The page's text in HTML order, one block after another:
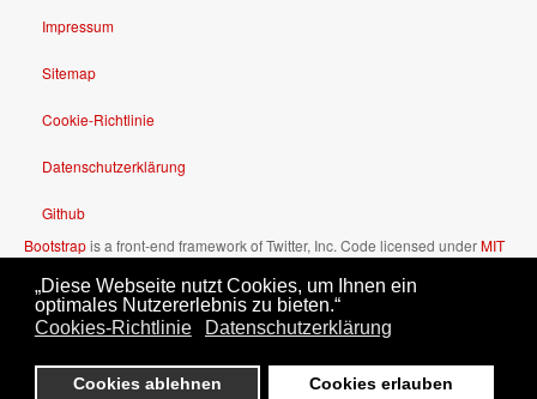
„Diese Webseite nutzt Cookies, um Ihnen ein
optimales Nutzererlebnis zu bieten.“
Cookies-Richtlinie
Datenschutzerklärung
Cookies ablehnen Cookies erlauben
Impressum
Sitemap
Cookie-Richtlinie
Datenschutzerklärung
Github
Bootstrapis a front-end framework of Twitter, Inc. Code licensed underMIT
Font Awesomefont licensed underSIL OFL 1.1.